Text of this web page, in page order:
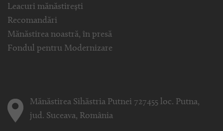
Leacuri mănăstirești
Recomandări
Mănăstirea noastră, în presă
Fondul pentru Modernizare
Mănăstirea Sihăstria Putnei 727455 loc. Putna,
jud. Suceava, România